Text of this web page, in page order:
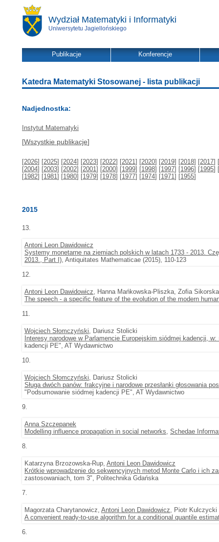
Wydział Matematyki i Informatyki
Uniwersytetu Jagiellońskiego
Publikacje Konferencje
Katedra Matematyki Stosowanej - lista publikacji
Nadjednostka:
Instytut Matematyki
[Wszystkie publikacje]
[2026] [2025] [2024] [2023] [2022] [2021] [2020] [2019] [2018] [2017] [
[2004] [2003] [2002] [2001] [2000] [1999] [1998] [1997] [1996] [1995] [
[1982] [1981] [1980] [1979] [1978] [1977] [1974] [1971] [1955]
2015
13.
Antoni Leon Dawidowicz
Systemy monetarne na ziemiach polskich w latach 1733 - 2013.
2013., Part I), Antiquitates Mathematicae (2015), 110-123
12.
Antoni Leon Dawidowicz, Hanna Mańkowska-Pliszka, Zofia
The speech - a specific feature of the evolution of the modern
11.
Wojciech Słomczyński, Dariusz Stolicki
Interesy narodowe w Parlamencie Europejskim siódmej kadencji,
kadencji PE", AT Wydawnictwo
10.
Wojciech Słomczyński, Dariusz Stolicki
Sługa dwóch panów: frakcyjne i narodowe przesłanki głosowania
"Podsumowanie siódmej kadencji PE", AT Wydawnictwo
9.
Anna Szczepanek
Modelling influence propagation in social networks, Schedae
8.
Katarzyna Brzozowska-Rup, Antoni Leon Dawidowicz
Krótkie wprowadzenie do sekwencyjnych metod Monte Carlo i ich
zastosowaniach, tom 3", Politechnika Gdańska
7.
Magorzata Charytanowicz, Antoni Leon Dawidowicz, Piotr Kulczycki
A convenient ready-to-use algorithm for a conditional quantile
6.